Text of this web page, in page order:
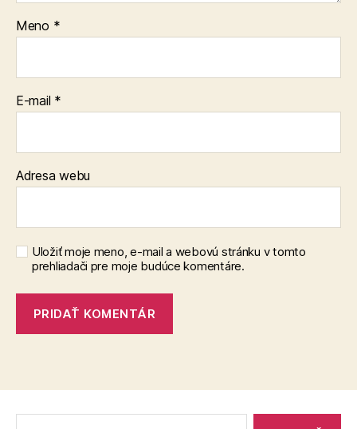
Meno *
E-mail *
Adresa webu
Uložiť moje meno, e-mail a webovú stránku v tomto
prehliadači pre moje budúce komentáre.